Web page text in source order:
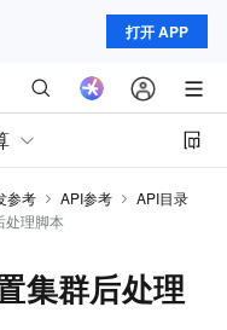
打开 APP
参考 API参考
API目录
处理脚本
集群后处理